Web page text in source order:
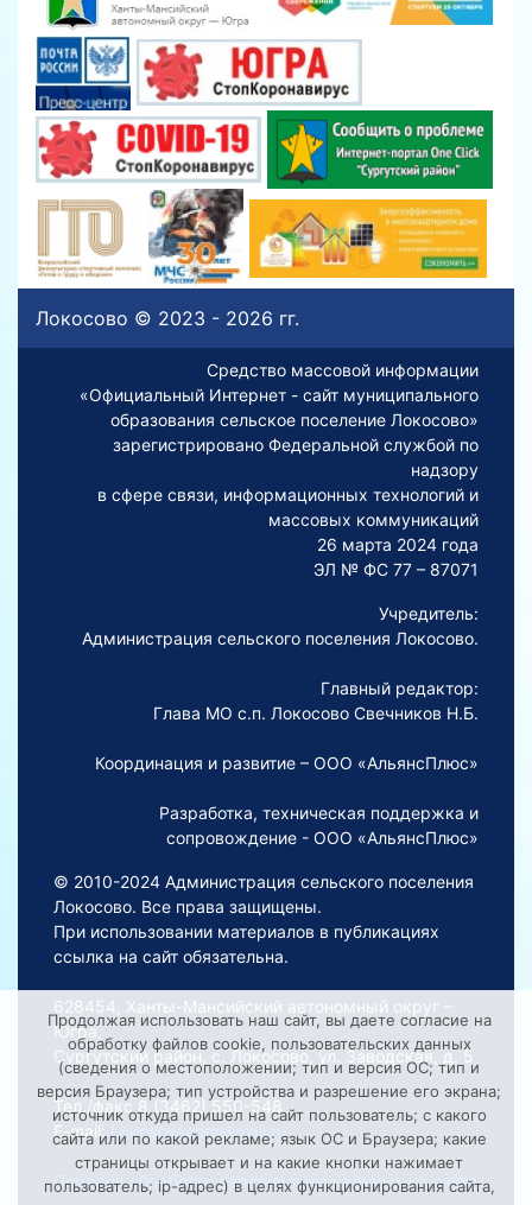
Локосово © 2023 - 2026 гг.
Средство массовой информации
«Официальный Интернет - сайт муниципального
образования сельское поселение Локосово»
зарегистрировано Федеральной службой по
надзору
в сфере связи, информационных технологий и
массовых коммуникаций
26 марта 2024 года
ЭЛ № ФС 77 – 87071
Учредитель:
Администрация сельского поселения Локосово.
Главный редактор:
Глава МО с.п. Локосово Свечников Н.Б.
Координация и развитие – ООО «АльянсПлюс»
Разработка, техническая поддержка и
сопровождение - ООО «АльянсПлюс»
© 2010-2024 Администрация сельского поселения
Локосово. Все права защищены.
При использовании материалов в публикациях
ссылка на сайт обязательна.
628454, Ханты-Мансийский автономный округ –
Югра,
Сургутский район, с. Локосово, ул. Заводская, д. 5
Тел./факс 8 (3462) 550-548
E-mail:
Lokosovoadm@mail.ru
Порядок обработки персональных данных на сайте
Продолжая использовать наш сайт, вы даете согласие на
обработку файлов cookie, пользовательских данных
(сведения о местоположении; тип и версия ОС; тип и
версия Браузера; тип устройства и разрешение его экрана;
источник откуда пришел на сайт пользователь; с какого
сайта или по какой рекламе; язык ОС и Браузера; какие
страницы открывает и на какие кнопки нажимает
пользователь; ip-адрес) в целях функционирования сайта,